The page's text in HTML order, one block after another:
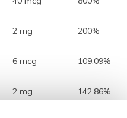
2 mg 200%
6 mcg 109,09%
2 mg 142,86%